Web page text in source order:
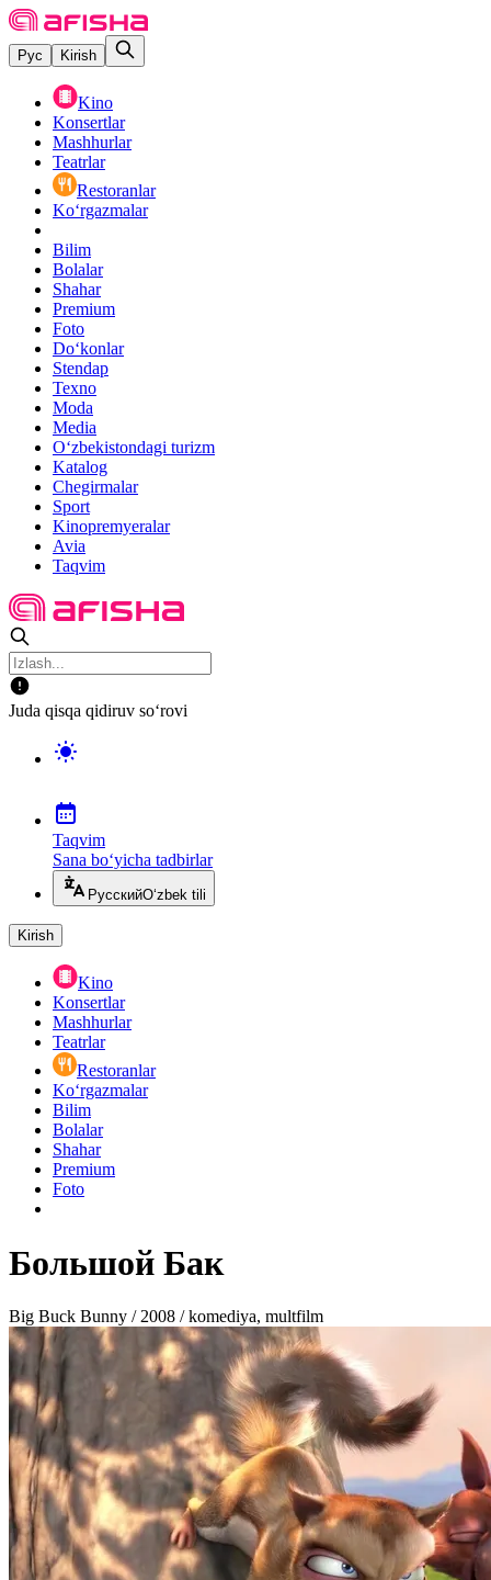
Рус Kirish
Kino
Konsertlar
Mashhurlar
Teatrlar
Restoranlar
Ko‘rgazmalar
Bilim
Bolalar
Shahar
Premium
Foto
Do‘konlar
Stendap
Texno
Moda
Media
O‘zbekistondagi turizm
Katalog
Chegirmalar
Sport
Kinopremyeralar
Avia
Taqvim
Juda qisqa qidiruv so‘rovi
Taqvim
Sana bo‘yicha tadbirlar
РусскийO‘zbek tili
Kirish
Kino
Konsertlar
Mashhurlar
Teatrlar
Restoranlar
Ko‘rgazmalar
Bilim
Bolalar
Shahar
Premium
Foto
Большой Бак
Big Buck Bunny / 2008 / komediya, multfilm